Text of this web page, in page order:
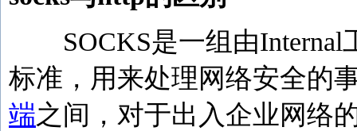
SOCKS是一组由Internal
标准，用来处理网络安全的
端之间，对于出入企业网络